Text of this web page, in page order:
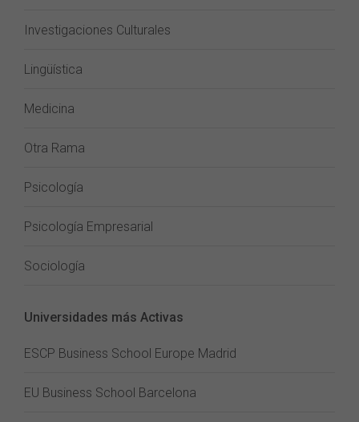
Investigaciones Culturales
Lingüística
Medicina
Otra Rama
Psicología
Psicología Empresarial
Sociología
Universidades más Activas
ESCP Business School Europe Madrid
EU Business School Barcelona